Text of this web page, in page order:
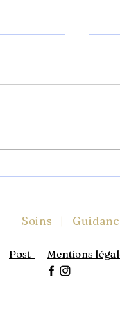
Soins |
Post | Mentions